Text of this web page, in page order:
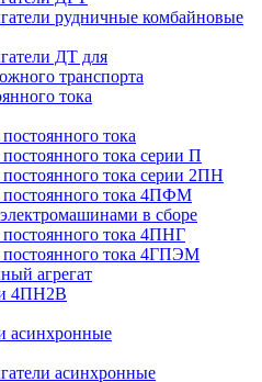
рудничные комбайновые
ДТ для
транспорта
тока
тока
тока серии П
тока серии 2ПН
постоянного тока 4ПФМ
в сборе
постоянного тока 4ПНГ
постоянного тока 4ГПЭМ
агрегат
4ПН2В
асинхронные
асинхронные